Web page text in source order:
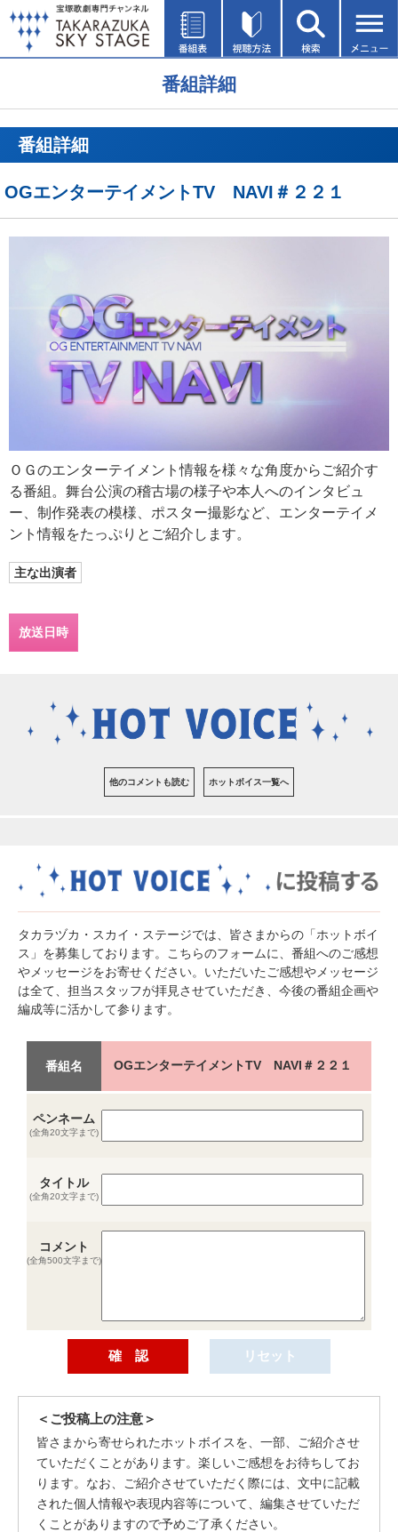
番組詳細
番組詳細
OGエンターテイメントTV NAVI＃２２１
ＯＧのエンターテイメント情報を様々な角度からご紹介す
る番組。舞台公演の稽古場の様子や本人へのインタビュ
ー、制作発表の模様、ポスター撮影など、エンターテイメ
ント情報をたっぷりとご紹介します。
主な出演者
放送日時
他のコメントも読む ホットボイス一覧へ
タカラヅカ・スカイ・ステージでは、皆さまからの「ホットボイ
ス」を募集しております。こちらのフォームに、番組へのご感想
やメッセージをお寄せください。いただいたご感想やメッセージ
は全て、担当スタッフが拝見させていただき、今後の番組企画や
編成等に活かして参ります。
番組名 OGエンターテイメントTV NAVI＃２２１
ペンネーム
(全角20文字まで)
タイトル
(全角20文字まで)
コメント
(全角500文字まで)
＜ご投稿上の注意＞
皆さまから寄せられたホットボイスを、一部、ご紹介させ
ていただくことがあります。楽しいご感想をお待ちしてお
ります。なお、ご紹介させていただく際には、文中に記載
された個人情報や表現内容等について、編集させていただ
くことがありますので予めご了承ください。